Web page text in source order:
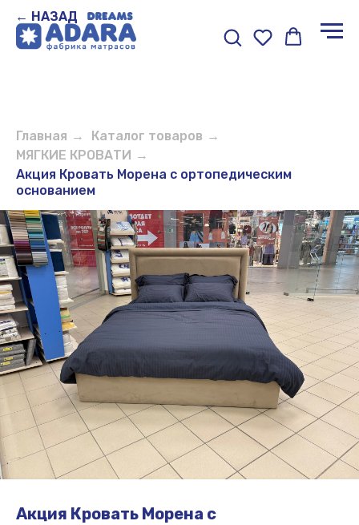
← НАЗАД
Главная → Каталог товаров →
МЯГКИЕ КРОВАТИ →
Акция Кровать Морена с ортопедическим
основанием
Акция Кровать Морена с